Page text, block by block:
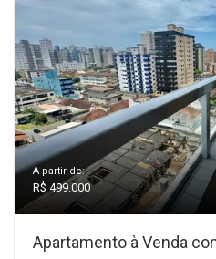
A partir de:
R$ 499.000
Apartamento à Venda